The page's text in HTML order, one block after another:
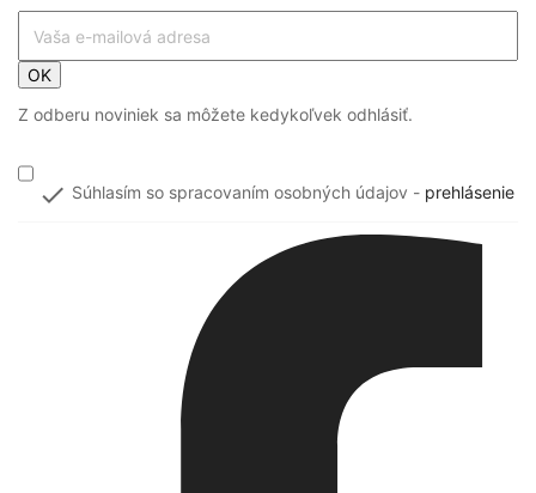
OK
Z odberu noviniek sa môžete kedykoľvek odhlásiť.
 Súhlasím so spracovaním osobných údajov - prehlásenie